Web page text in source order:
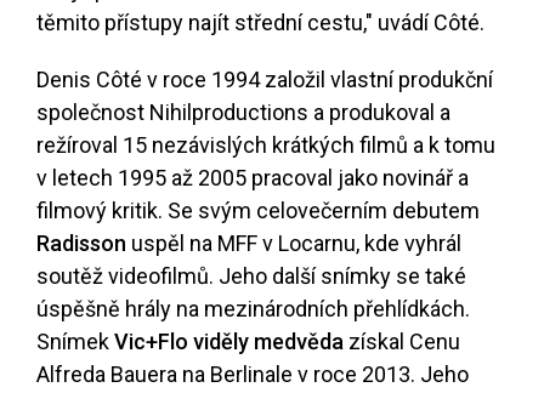
těmito přístupy najít střední cestu," uvádí Côté.
Denis Côté v roce 1994 založil vlastní produkční
společnost Nihilproductions a produkoval a
režíroval 15 nezávislých krátkých filmů a k tomu
v letech 1995 až 2005 pracoval jako novinář a
filmový kritik. Se svým celovečerním debutem
Radisson uspěl na MFF v Locarnu, kde vyhrál
soutěž videofilmů. Jeho další snímky se také
úspěšně hrály na mezinárodních přehlídkách.
SnímekVic+Flo viděly medvěda získal Cenu
Alfreda Bauera na Berlinale v roce 2013. Jeho